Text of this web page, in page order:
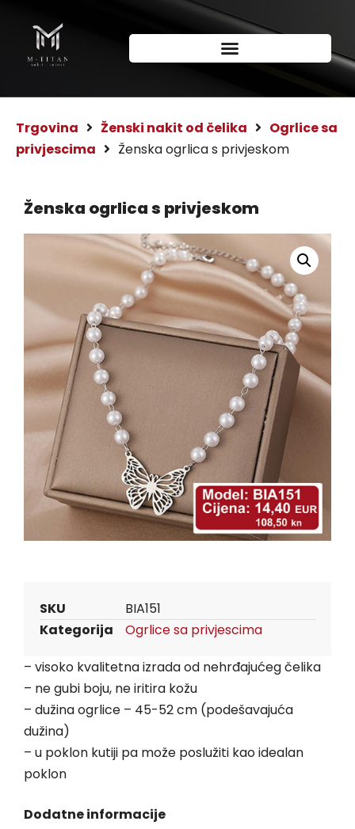
Trgovina Ženski nakit od čelika
Ogrlice sa
privjescima
Ženska ogrlica s privjeskom
Ženska ogrlica s privjeskom
SKU BIA151
Kategorija Ogrlice sa privjescima
– visoko kvalitetna izrada od nehrđajućeg čelika
– ne gubi boju, ne iritira kožu
– dužina ogrlice – 45-52 cm (podešavajuća
dužina)
– u poklon kutiji pa može poslužiti kao idealan
poklon
Dodatne informacije